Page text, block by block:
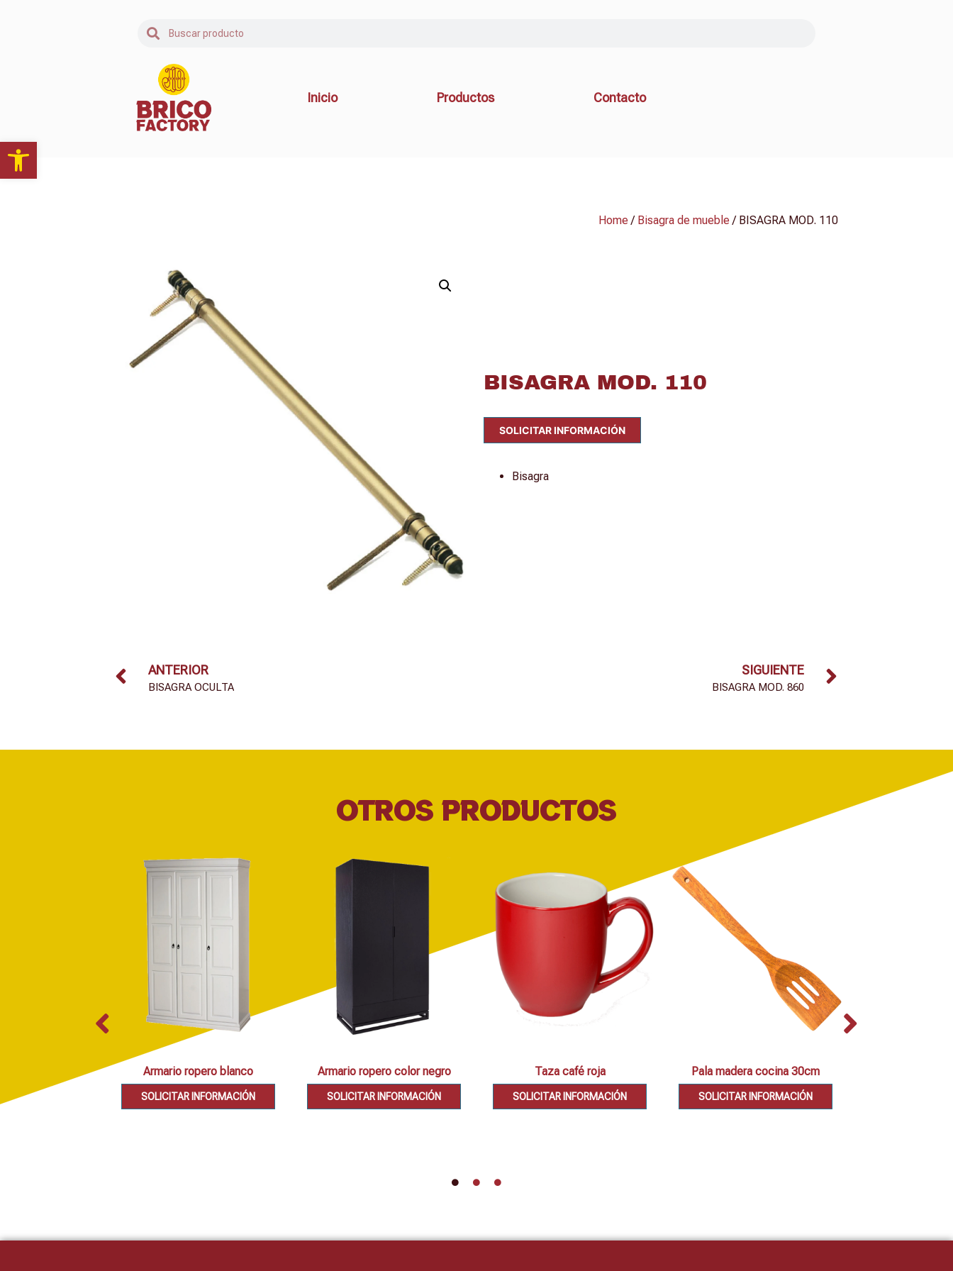
Abrir barra de herramientas
Inicio Productos Contacto
Home/ Bisagra de mueble/ BISAGRA MOD. 110
BISAGRA MOD. 110
SOLICITAR INFORMACIÓN
Bisagra
ANTERIOR
BISAGRA OCULTA
SIGUIENTE
BISAGRA MOD. 860
OTROS PRODUCTOS
Armario ropero blanco
SOLICITAR INFORMACIÓN
Armario ropero color negro
SOLICITAR INFORMACIÓN
Taza café roja
SOLICITAR INFORMACIÓN
Pala madera cocina 30cm
SOLICITAR INFORMACIÓN